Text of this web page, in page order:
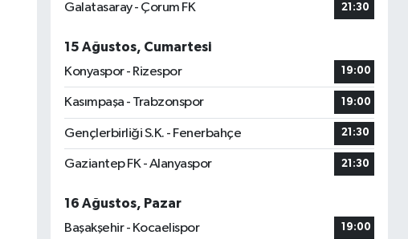
Galatasaray - Çorum FK
21:30
15 Ağustos, Cumartesi
Konyaspor - Rizespor
19:00
Kasımpaşa - Trabzonspor 19:00
Gençlerbirliği S.K. - Fenerbahçe 21:30
Gaziantep FK - Alanyaspor 21:30
16 Ağustos, Pazar
Başakşehir - Kocaelispor
19:00